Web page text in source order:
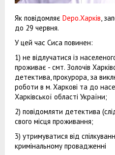
Як повідомляє Depo.Харків ,
до 29 червня.
У цей час Сиса повинен:
1) не відлучатися із
проживає - смт. Золочів
детектива, прокурора, за
роботи в м. Харкові та до
Харківської області України;
2) повідомляти детектива
свого місця проживання;
3) утримуватися від
кримінальному провадженні